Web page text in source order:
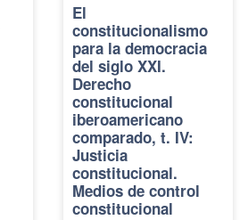
El
constitucionalismo
para la democracia
del siglo XXI.
Derecho
constitucional
iberoamericano
comparado, t. IV:
Justicia
constitucional.
Medios de control
constitucional